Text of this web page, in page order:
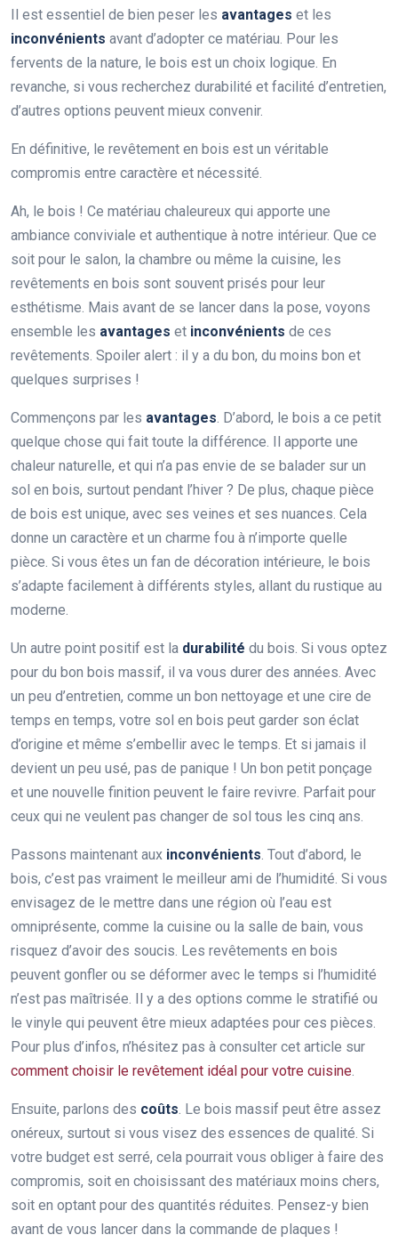
Il est essentiel de bien peser les avantages et les
inconvénients avant d’adopter ce matériau. Pour les
fervents de la nature, le bois est un choix logique. En
revanche, si vous recherchez durabilité et facilité d’entretien,
d’autres options peuvent mieux convenir.
En définitive, le revêtement en bois est un véritable
compromis entre caractère et nécessité.
Ah, le bois ! Ce matériau chaleureux qui apporte une
ambiance conviviale et authentique à notre intérieur. Que ce
soit pour le salon, la chambre ou même la cuisine, les
revêtements en bois sont souvent prisés pour leur
esthétisme. Mais avant de se lancer dans la pose, voyons
ensemble les avantages et inconvénients de ces
revêtements. Spoiler alert : il y a du bon, du moins bon et
quelques surprises !
Commençons par les avantages. D’abord, le bois a ce petit
quelque chose qui fait toute la différence. Il apporte une
chaleur naturelle, et qui n’a pas envie de se balader sur un
sol en bois, surtout pendant l’hiver ? De plus, chaque pièce
de bois est unique, avec ses veines et ses nuances. Cela
donne un caractère et un charme fou à n’importe quelle
pièce. Si vous êtes un fan de décoration intérieure, le bois
s’adapte facilement à différents styles, allant du rustique au
moderne.
Un autre point positif est la durabilité du bois. Si vous optez
pour du bon bois massif, il va vous durer des années. Avec
un peu d’entretien, comme un bon nettoyage et une cire de
temps en temps, votre sol en bois peut garder son éclat
d’origine et même s’embellir avec le temps. Et si jamais il
devient un peu usé, pas de panique ! Un bon petit ponçage
et une nouvelle finition peuvent le faire revivre. Parfait pour
ceux qui ne veulent pas changer de sol tous les cinq ans.
Passons maintenant aux inconvénients. Tout d’abord, le
bois, c’est pas vraiment le meilleur ami de l’humidité. Si vous
envisagez de le mettre dans une région où l’eau est
omniprésente, comme la cuisine ou la salle de bain, vous
risquez d’avoir des soucis. Les revêtements en bois
peuvent gonfler ou se déformer avec le temps si l’humidité
n’est pas maîtrisée. Il y a des options comme le stratifié ou
le vinyle qui peuvent être mieux adaptées pour ces pièces.
Pour plus d’infos, n’hésitez pas à consulter cet article sur
comment choisir le revêtement idéal pour votre cuisine.
Ensuite, parlons des coûts. Le bois massif peut être assez
onéreux, surtout si vous visez des essences de qualité. Si
votre budget est serré, cela pourrait vous obliger à faire des
compromis, soit en choisissant des matériaux moins chers,
soit en optant pour des quantités réduites. Pensez-y bien
avant de vous lancer dans la commande de plaques !